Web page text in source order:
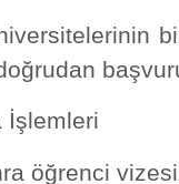
İşlemleri
öğrenci